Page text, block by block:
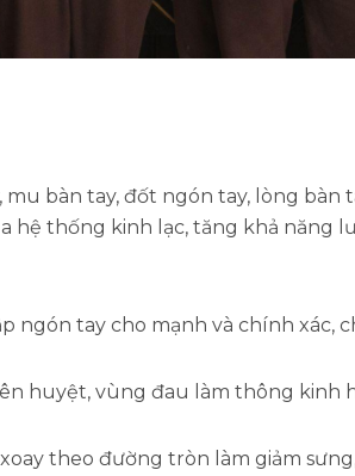
bàn tay, đốt ngón tay, lòng
hệ thống kinh lạc, tăng khả năng
tay cho mạnh và chính xác,
huyệt, vùng đau làm thông kinh
theo đường tròn làm giảm